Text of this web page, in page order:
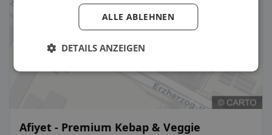
Afiyet - Premium Kebap & Veggie
ALLE ABLEHNEN
DETAILS ANZEIGEN